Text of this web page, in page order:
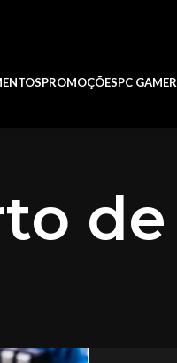
PROMOÇÕESPC GAMER
de